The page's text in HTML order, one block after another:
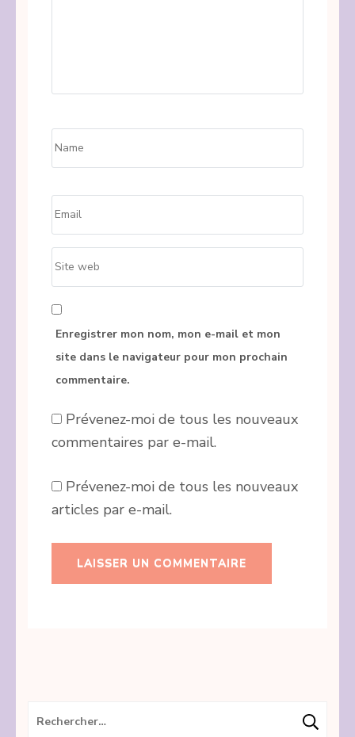
Enregistrer mon nom, mon e-mail et mon
site dans le navigateur pour mon prochain
commentaire.
Prévenez-moi de tous les nouveaux
commentaires par e-mail.
Prévenez-moi de tous les nouveaux
articles par e-mail.
Rechercher :